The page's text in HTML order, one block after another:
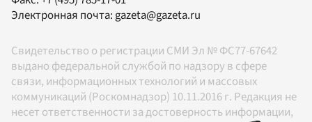
Электронная почта:gazeta@gazeta.ru
Свидетельство о регистрации СМИ Эл № ФС77-67642
выдано федеральной службой по надзору в сфере
связи, информационных технологий и массовых
коммуникаций (Роскомнадзор) 10.11.2016 г. Редакция не
несет ответственности за достоверность информации,